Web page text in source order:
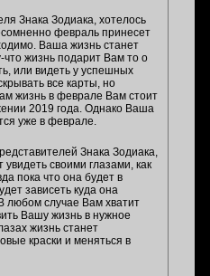
Знака Зодиака, хотелось
февраль принесет
Ваша жизнь станет
жизнь подарит Вам то о
или видеть у успешных
все карты, но
жизнь в феврале Вам стоит
2019 года. Однако Ваша
уже в феврале.
Знака Зодиака,
своими глазами, как
пока что она будет в
зависеть куда она
любом случае Вам хватит
Вашу жизнь в нужное
жизнь станет
краски и меняться в